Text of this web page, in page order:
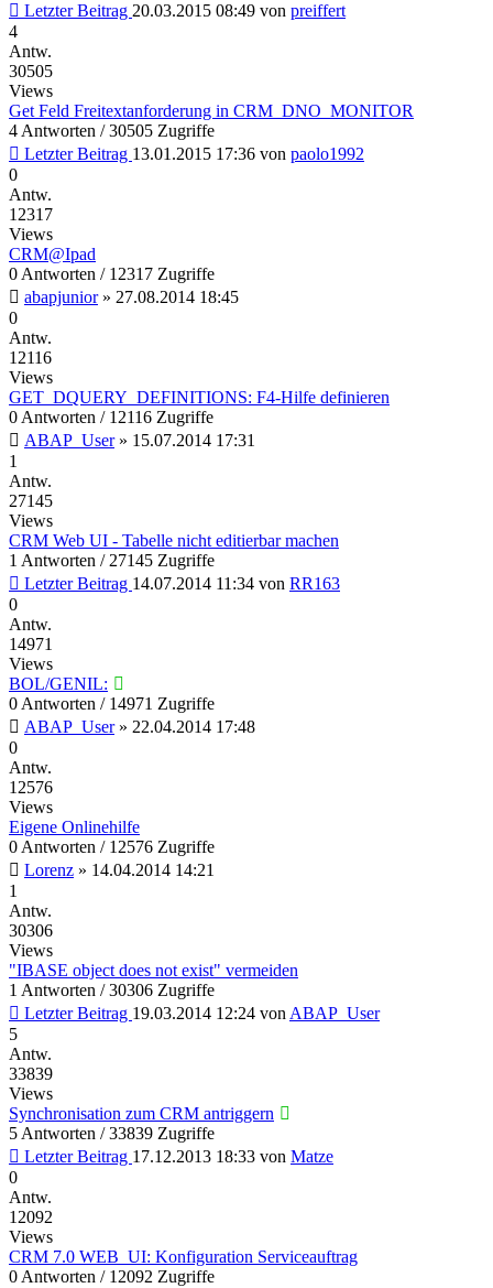
Letzter Beitrag 20.03.2015 08:49 von preiffert
4
Antw.
30505
Views
Get Feld Freitextanforderung in CRM_DNO_MONITOR
4 Antworten / 30505 Zugriffe
Letzter Beitrag 13.01.2015 17:36 von paolo1992
0
Antw.
12317
Views
CRM@Ipad
0 Antworten / 12317 Zugriffe
abapjunior» 27.08.2014 18:45
0
Antw.
12116
Views
GET_DQUERY_DEFINITIONS: F4-Hilfe definieren
0 Antworten / 12116 Zugriffe
ABAP_User» 15.07.2014 17:31
1
Antw.
27145
Views
CRM Web UI - Tabelle nicht editierbar machen
1 Antworten / 27145 Zugriffe
Letzter Beitrag 14.07.2014 11:34 von RR163
0
Antw.
14971
Views
BOL/GENIL:
0 Antworten / 14971 Zugriffe
ABAP_User» 22.04.2014 17:48
0
Antw.
12576
Views
Eigene Onlinehilfe
0 Antworten / 12576 Zugriffe
Lorenz » 14.04.2014 14:21
1
Antw.
30306
Views
"IBASE object does not exist" vermeiden
1 Antworten / 30306 Zugriffe
Letzter Beitrag 19.03.2014 12:24 von ABAP_User
5
Antw.
33839
Views
Synchronisation zum CRM antriggern
5 Antworten / 33839 Zugriffe
Letzter Beitrag 17.12.2013 18:33 von Matze
0
Antw.
12092
Views
CRM 7.0 WEB_UI: Konfiguration Serviceauftrag
0 Antworten / 12092 Zugriffe